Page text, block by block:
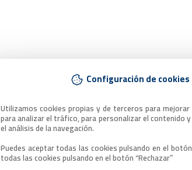
Configuración de cookies
Utilizamos cookies propias y de terceros para
para analizar el tráfico, para personalizar el contenido
el análisis de la navegación.
Puedes aceptar todas las cookies pulsando en el botón
todas las cookies pulsando en el botón “Rechazar”